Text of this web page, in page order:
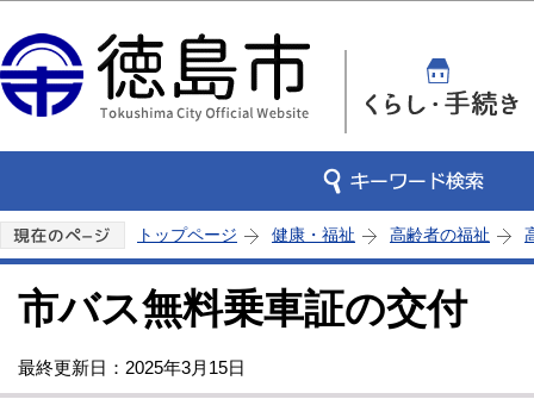
トップページ 健康・福祉 高齢者の福祉
市バス無料乗車証の交付
最終更新日：2025年3月15日